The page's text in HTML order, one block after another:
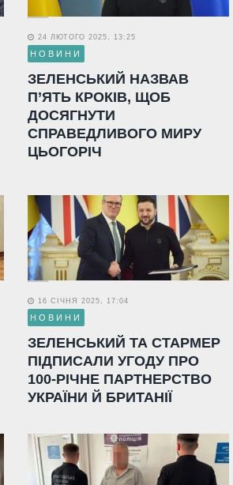
24 ЛЮТОГО 2025, 13:25
НОВИНИ
ЗЕЛЕНСЬКИЙ НАЗВАВ
П’ЯТЬ КРОКІВ, ЩОБ
ДОСЯГНУТИ
СПРАВЕДЛИВОГО МИРУ
ЦЬОГОРІЧ
16 СІЧНЯ 2025, 17:04
НОВИНИ
ЗЕЛЕНСЬКИЙ ТА СТАРМЕР
ПІДПИСАЛИ УГОДУ ПРО
100-РІЧНЕ ПАРТНЕРСТВО
УКРАЇНИ Й БРИТАНІЇ